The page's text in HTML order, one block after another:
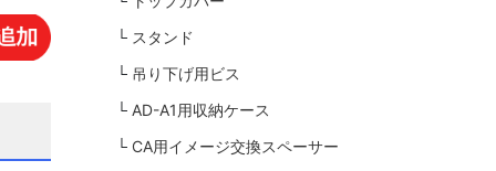
スタンド
吊り下げ用ビス
AD-A1用収納ケース
CA用イメージ交換スペーサー